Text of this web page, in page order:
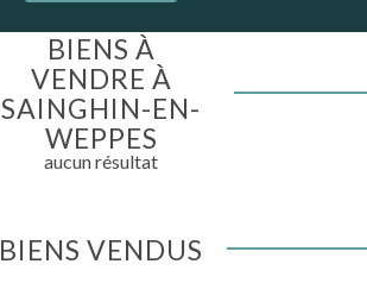
BIENS À
VENDRE À
SAINGHIN-EN-
WEPPES
aucun résultat
BIENS VENDUS